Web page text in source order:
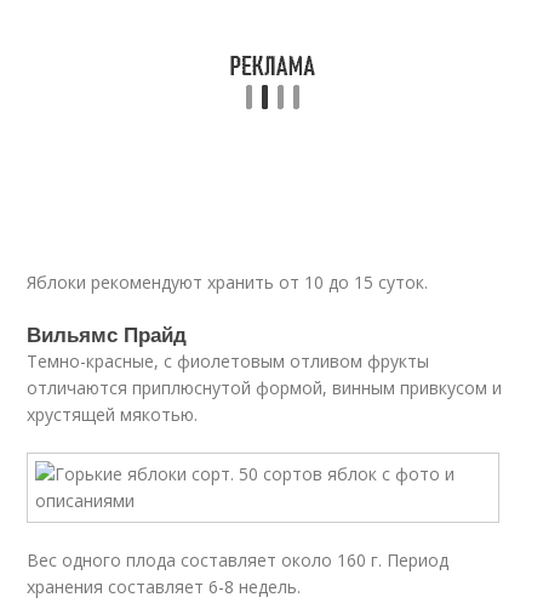
Яблоки рекомендуют хранить от 10 до 15 суток.
Вильямс Прайд
Темно-красные, с фиолетовым отливом фрукты
отличаются приплюснутой формой, винным привкусом и
хрустящей мякотью.
Вес одного плода составляет около 160 г. Период
хранения составляет 6-8 недель.